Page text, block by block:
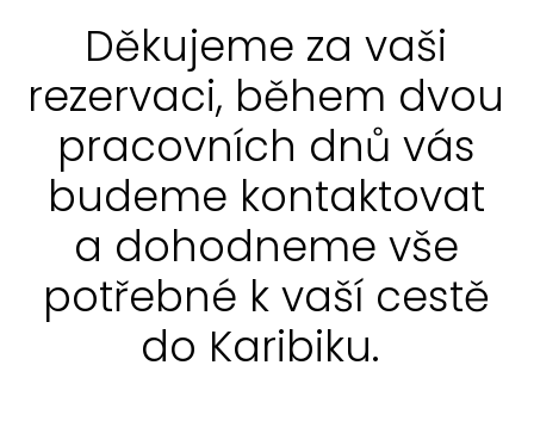
Děkujeme za vaši
rezervaci, během dvou
pracovních dnů vás
budeme kontaktovat
a dohodneme vše
potřebné k vaší cestě
do Karibiku.